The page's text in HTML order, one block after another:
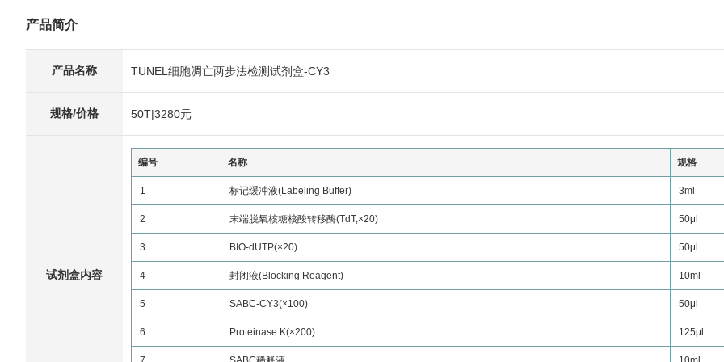
产品简介
产品名称 TUNEL细胞凋亡两步法检测试剂盒-CY3
规格/价格 50T|3280元
试剂盒内容
编号 名称 规格
1 标记缓冲液(Labeling Buffer) 3ml
2 末端脱氧核糖核酸转移酶(TdT,×20) 50μl
3 BIO-dUTP(×20) 50μl
4 封闭液(Blocking Reagent) 10ml
5 SABC-CY3(×100) 50μl
6 Proteinase K(×200) 125μl